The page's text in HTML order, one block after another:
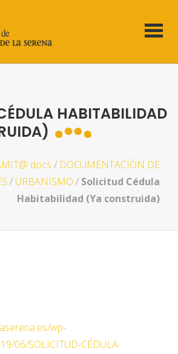
HABITABILIDAD
docs / DOCUMENTACIÓN DE
/ URBANISMO / Solicitud Cédula
Habitabilidad (Ya construida)
wp-
06/SOLICITUD-CÉDULA-